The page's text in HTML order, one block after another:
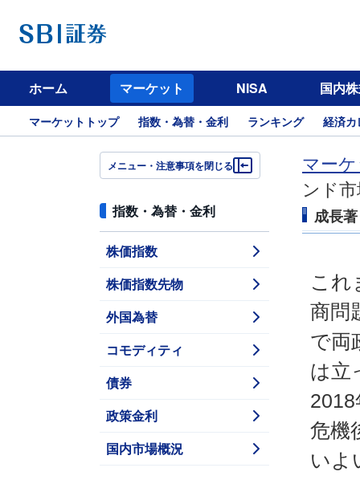
ホーム マーケット NISA 国内
マーケットトップ 指数・為替・金利 ランキング 経済
メニュー・注意事項を閉じる
指数・為替・金利
株価指数
株価指数先物
外国為替
コモディティ
債券
政策金利
国内市場概況
マー
ンド
成長
これ
商問
で両
は立
危機
いよ